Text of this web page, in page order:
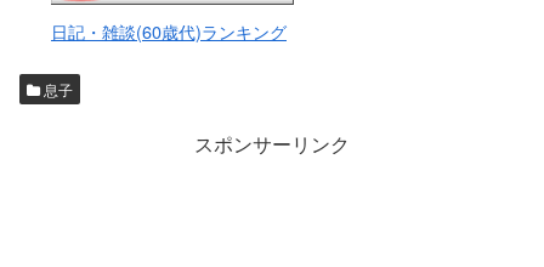
日記・雑談(60歳代)ランキング
息子
スポンサーリンク